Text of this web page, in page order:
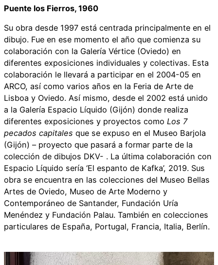
Puente los Fierros, 1960
Su obra desde 1997 está centrada principalmente en el
dibujo. Fue en ese momento el año que comienza su
colaboración con la Galería Vértice (Oviedo) en
diferentes exposiciones individuales y colectivas. Esta
colaboración le llevará a participar en el 2004-05 en
ARCO, así como varios años en la Feria de Arte de
Lisboa y Oviedo. Así mismo, desde el 2002 está unido
a la Galería Espacio Líquido (Gijón) donde realiza
diferentes exposiciones y proyectos como Los 7
pecados capitales que se expuso en el Museo Barjola
(Gijón) – proyecto que pasará a formar parte de la
colección de dibujos DKV- . La última colaboración con
Espacio Líquido sería ‘El espanto de Kafka’, 2019. Sus
obra se encuentra en las colecciones del Museo Bellas
Artes de Oviedo, Museo de Arte Moderno y
Contemporáneo de Santander, Fundación Uría
Menéndez y Fundación Palau. También en colecciones
particulares de España, Portugal, Francia, Italia, Berlín.